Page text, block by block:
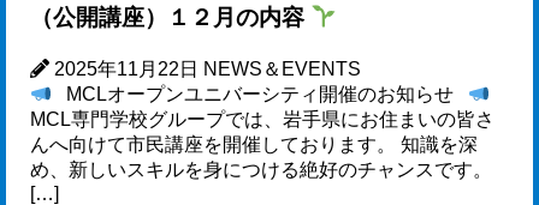
（公開講座）１２月の内容
2025年11月22日 NEWS＆EVENTS
MCLオープンユニバーシティ開催のお知らせ
MCL専門学校グループでは、岩手県にお住まいの皆さ
んへ向けて市民講座を開催しております。 知識を深
め、新しいスキルを身につける絶好のチャンスです。
[…]